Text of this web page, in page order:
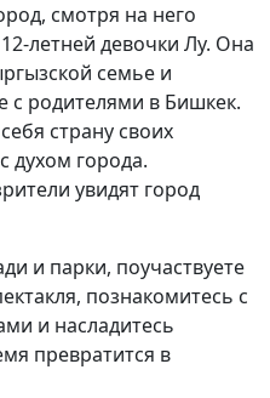
смотря на него
летней девочки Лу. Она
семье и
с родителями в Бишкек.
страну своих
духом города.
увидят город
и парки, поучаствуете
познакомитесь с
и насладитесь
превратится в